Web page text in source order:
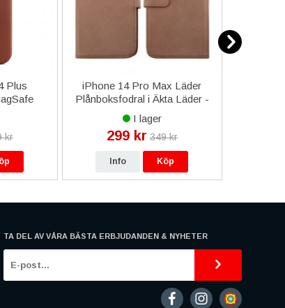
Plus
kr
iPhone 14 Pro Max Läder
Plånboksfodral i Äkta Läder -
Brun
I lager
299 kr 349 kr
Info Köp
TA DEL AV VÅRA BÄSTA ERBJUDANDEN & NYHETER